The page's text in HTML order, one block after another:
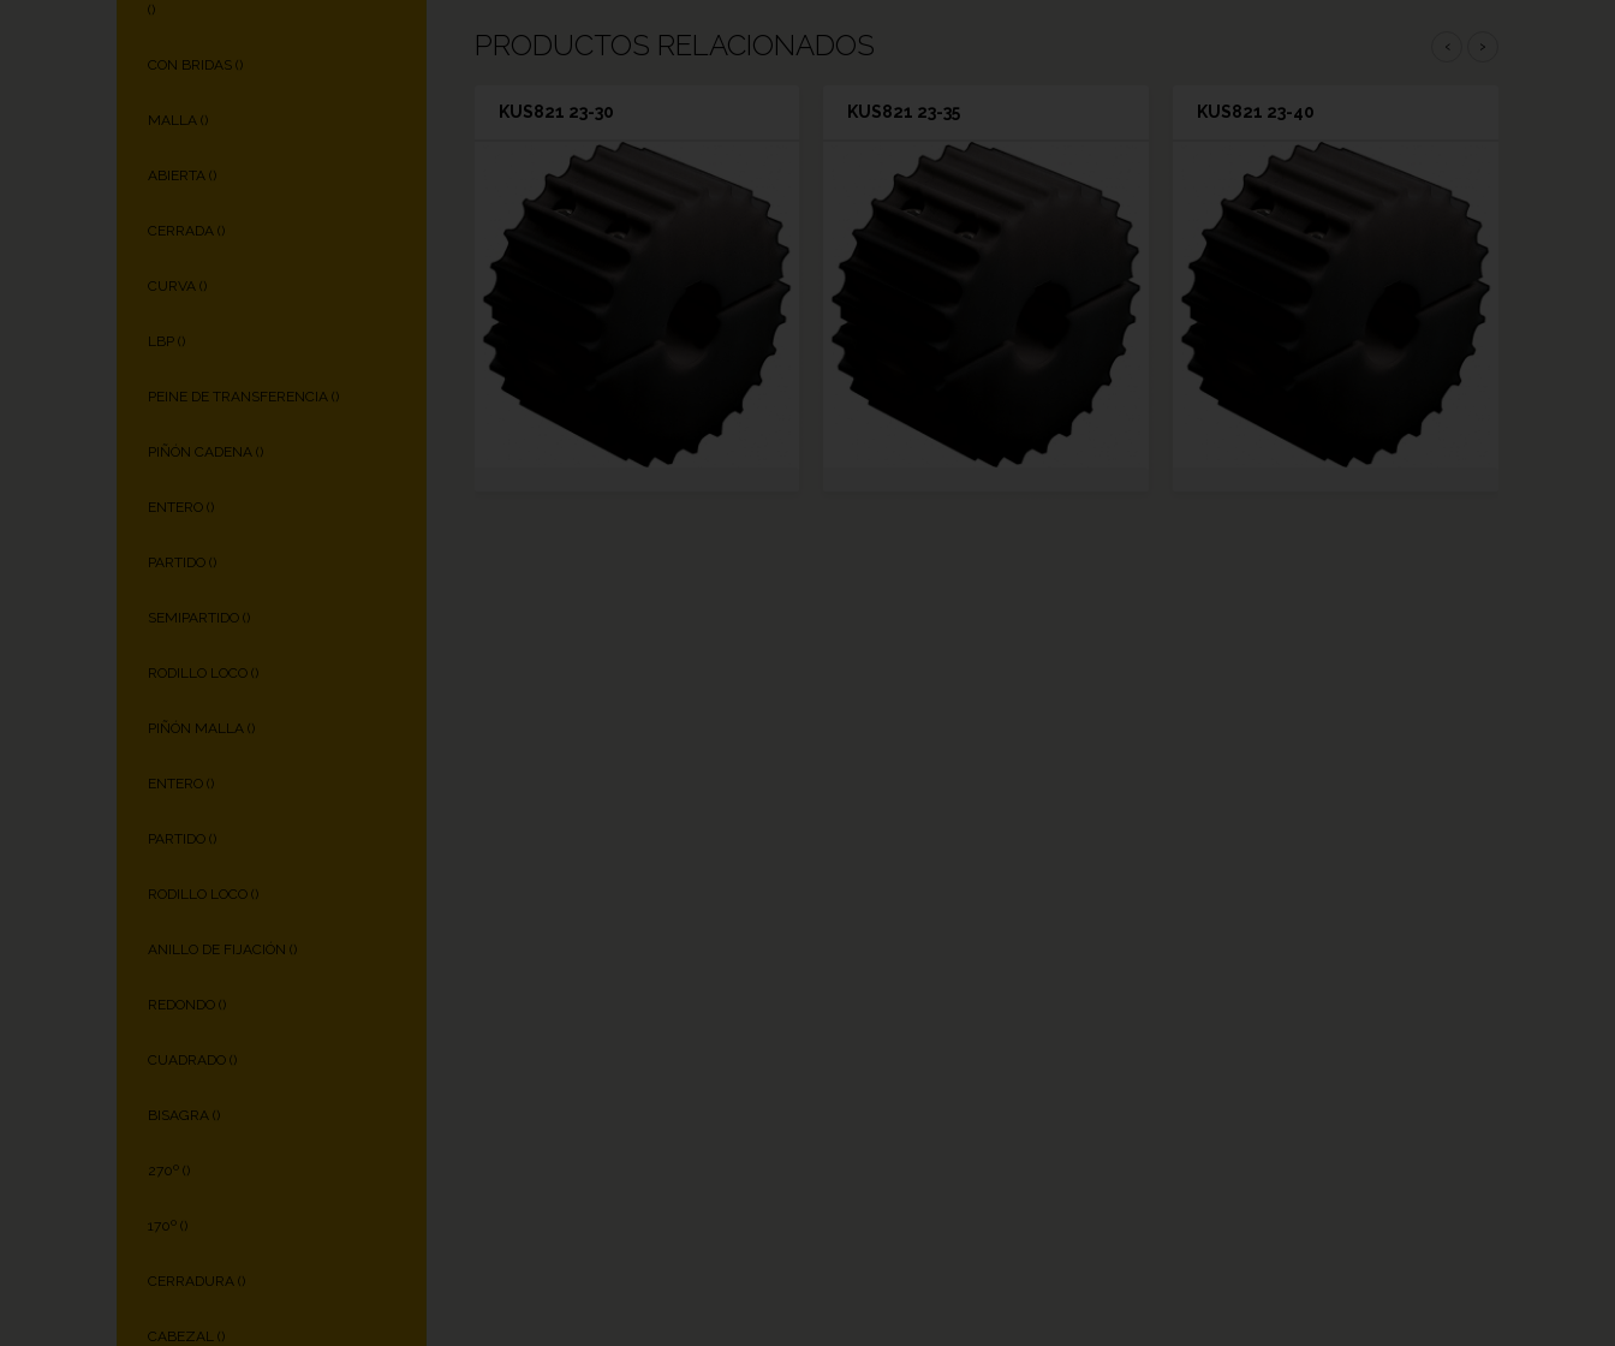
()
CON BRIDAS ()
MALLA ()
ABIERTA ()
CERRADA ()
CURVA ()
LBP ()
PEINE DE TRANSFERENCIA ()
PIÑÓN CADENA ()
ENTERO ()
PARTIDO ()
SEMIPARTIDO ()
RODILLO LOCO ()
PIÑÓN MALLA ()
ENTERO ()
PARTIDO ()
RODILLO LOCO ()
ANILLO DE FIJACIÓN ()
REDONDO ()
CUADRADO ()
BISAGRA ()
270º ()
170º ()
CERRADURA ()
CABEZAL ()
PRODUCTOS RELACIONADOS ‹ ›
KUS821 23-30 KUS821 23-35 KUS821 23-40